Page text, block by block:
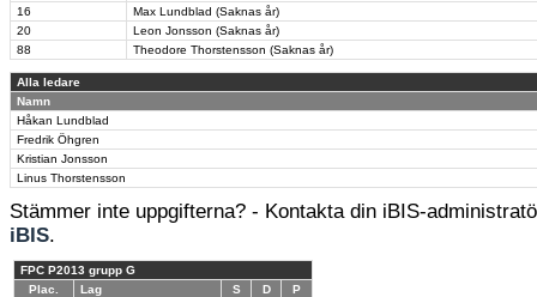
16
Max Lundblad (Saknas år)
20
Leon Jonsson (Saknas år)
88
Theodore Thorstensson (Saknas år)
Alla ledare
Namn
Håkan Lundblad
Fredrik Öhgren
Kristian Jonsson
Linus Thorstensson
Stämmer inte uppgifterna? - Kontakta din iBIS-
iBIS.
FPC P2013 grupp G
Plac.
Lag S D P